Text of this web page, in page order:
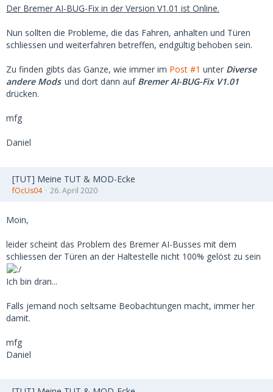
Der Bremer AI-BUG-Fix in der Version V1.01 ist Online.
Nun sollten die Probleme, die das Fahren, anhalten und Türen
schliessen und weiterfahren betreffen, endgültig behoben sein.
Zu finden gibts das Ganze, wie immer im Post #1 unter Diverse
andere Mods und dort dann auf Bremer AI-BUG-Fix V1.01
drücken.
mfg
Daniel
[TUT] Meine TUT & MOD-Ecke
fOcUs04 26. April 2020
Moin,
leider scheint das Problem des Bremer AI-Busses mit dem
schliessen der Türen an der Haltestelle nicht 100% gelöst zu sein
Ich bin dran...
Falls jemand noch seltsame Beobachtungen macht, immer her
damit.
mfg
Daniel